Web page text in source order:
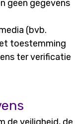
geen gegevens
(bvb.
toestemming
ter verificatie